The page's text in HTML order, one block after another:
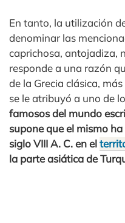
En tanto, la utilización
denominar las
caprichosa, antojadiza,
responde a una razón
de la Grecia clásica,
se le atribuyó a uno de
famosos del mundo
supone que el mismo
sigloVIII A. C.en el
la parte asiática de